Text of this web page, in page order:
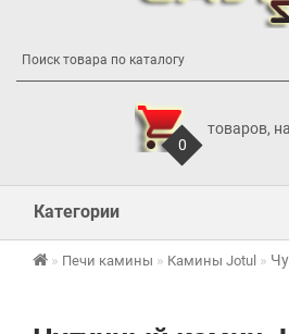
0
товаров,
Категории
Печи камины Камины Jotul